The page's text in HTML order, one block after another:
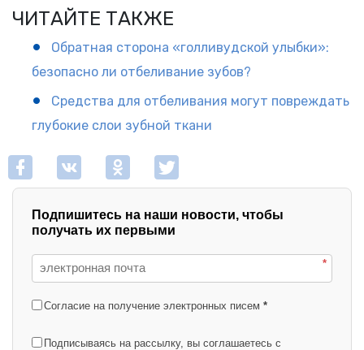
ЧИТАЙТЕ ТАКЖЕ
Обратная сторона «голливудской улыбки»:
безопасно ли отбеливание зубов?
Средства для отбеливания могут повреждать
глубокие слои зубной ткани
Подпишитесь на наши новости, чтобы
получать их первыми
*
Согласие на получение электронных писем *
Подписываясь на рассылку, вы соглашаетесь с